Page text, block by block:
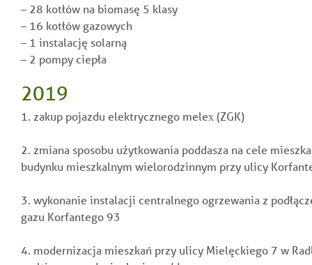
– 28 kotłów na biomasę 5 klasy
– 16 kotłów gazowych
– 1 instalację solarną
– 2 pompy ciepła
2019
1. zakup pojazdu elektrycznego melex (ZGK)
2. zmiana sposobu użytkowania poddasza na cele
budynku mieszkalnym wielorodzinnym przy ulicy
3. wykonanie instalacji centralnego ogrzewania z
gazu Korfantego 93
4. modernizacja mieszkań przy ulicy Mielęckiego 7 w